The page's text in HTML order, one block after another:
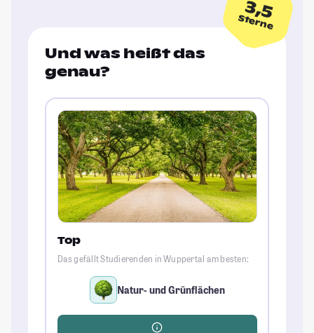
3,5
Sterne
Und was heißt das
genau?
Top
Das gefällt Studierenden in Wuppertal am besten:
Natur- und Grünflächen